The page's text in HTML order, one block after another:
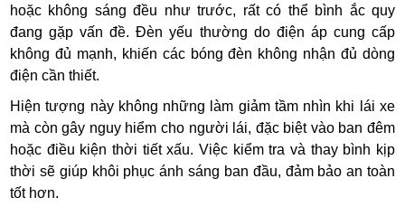
hoặc không sáng đều như trước, rất có thể bình ắc quy
đang gặp vấn đề. Đèn yếu thường do điện áp cung cấp
không đủ mạnh, khiến các bóng đèn không nhận đủ dòng
điện cần thiết.
Hiện tượng này không những làm giảm tầm nhìn khi lái xe
mà còn gây nguy hiểm cho người lái, đặc biệt vào ban đêm
hoặc điều kiện thời tiết xấu. Việc kiểm tra và thay bình kịp
thời sẽ giúp khôi phục ánh sáng ban đầu, đảm bảo an toàn
tốt hơn.